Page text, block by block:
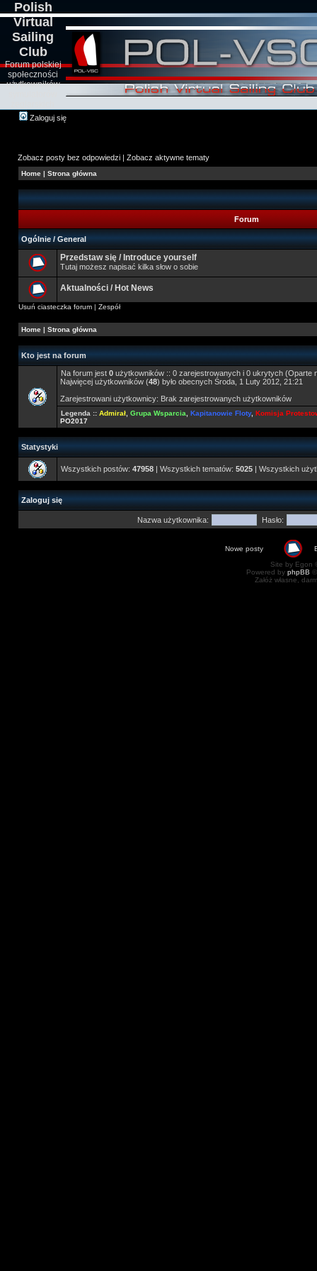
Polish
Virtual
Sailing
Club
Forum polskiej
społeczności
użytkowników
Zaloguj się
Zobacz posty bez odpowiedzi | Zobacz aktywne tematy
Home | Strona główna
Forum
Ogólnie / General
Przedstaw się / Introduce yourself
Tutaj możesz napisać kilka słow o sobie
Aktualności / Hot News
Usuń ciasteczka forum | Zespół
Home | Strona główna
Kto jest na forum
Na forum jest 0 użytkowników :: 0 zarejestrowanych i 0 ukrytych
Najwięcej użytkowników (48) było obecnych Środa, 1 Luty 2012, 21:21
Zarejestrowani użytkownicy: Brak zarejestrowanych użytkowników
Legenda :: Admirał Grupa Wsparcia Kapitanowie Floty, Komisja
PO2017
Statystyki
Wszystkich postów: 47958 | Wszystkich tematów: 5025 | Wszystkich
Zaloguj się
Nazwa użytkownika: Hasło:
Nowe posty
Site by Egon
Powered by phpBB
Załóż własne,